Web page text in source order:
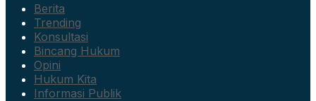
Berita
Trending
Konsultasi
Bincang Hukum
Opini
Hukum Kita
Informasi Publik